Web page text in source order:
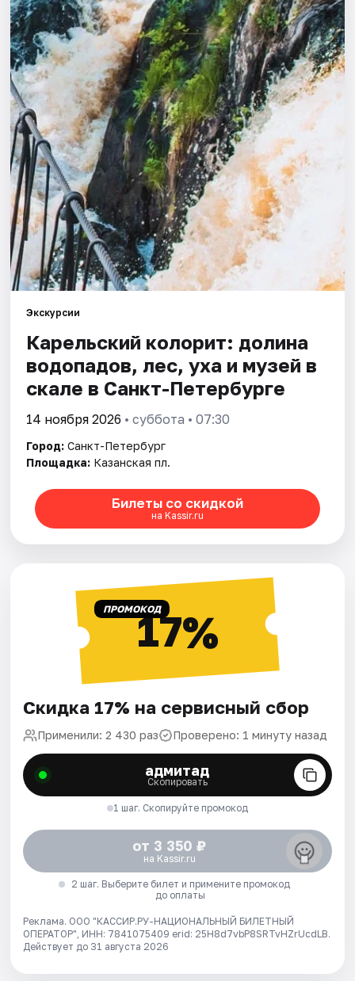
Города
Площадки
Артисты
Рейтинги
Экскурсии
Карельский колорит: долина
водопадов, лес, уха и музей в
скале в Санкт-Петербурге
14 ноября 2026 • суббота • 07:30
Город: Санкт-Петербург
Площадка: Казанская пл.
Билеты со скидкой
на Kassir.ru
ПРОМОКОД17%
Скидка 17% на сервисный сбор
Применили: 2 430 раз Проверено: 1 минуту назад
адмитад
Скопировать
1 шаг. Скопируйте промокод
от 3 350 ₽
на Kassir.ru
2 шаг. Выберите билет и примените промокод
до оплаты
Реклама. ООО "КАССИР.РУ-НАЦИОНАЛЬНЫЙ БИЛЕТНЫЙ
ОПЕРАТОР", ИНН: 7841075409 erid: 25H8d7vbP8SRTvHZrUcdLB.
Действует до 31 августа 2026